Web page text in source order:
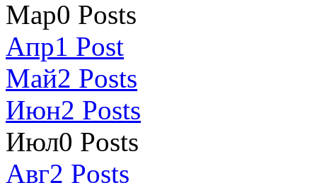
Мар0 Posts
Апр1 Post
Май2 Posts
Июн2 Posts
Июл0 Posts
Авг2 Posts